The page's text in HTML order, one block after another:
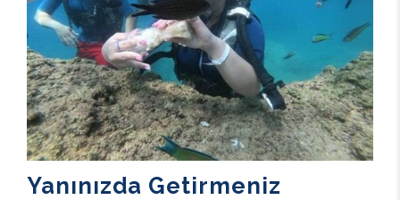
Yanınızda Getirmeniz